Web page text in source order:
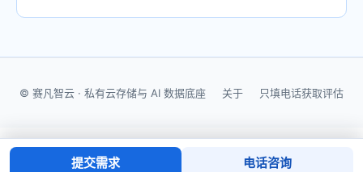
© 赛凡智云 · 私有云存储与 AI 数据底座 关于 只填电话获取评估
提交需求 电话咨询